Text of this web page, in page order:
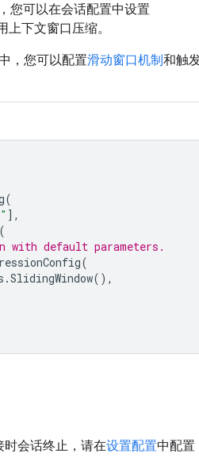
您可以在会话配置中设置
上下文窗口压缩。
，您可以配置滑动窗口机制和触
(
],
(
with default parameters.
(
.SlidingWindow(),
时会话终止，请在设置配置中配置